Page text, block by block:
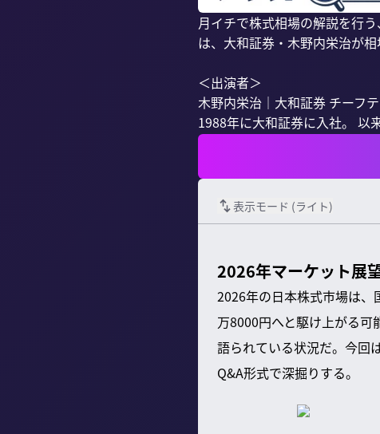
月イチで株式相場の解説を行
は、大和証券・木野内栄治が相
＜出演者＞
木野内栄治｜大和証券 チーフ
1988年に大和証券に入社。 以
表示モード (ライト)
2026年マーケット展
2026年の日本株式市場は
万8000円へと駆け上がる
語られている状況だ。今回
Q&A形式で深掘りする。